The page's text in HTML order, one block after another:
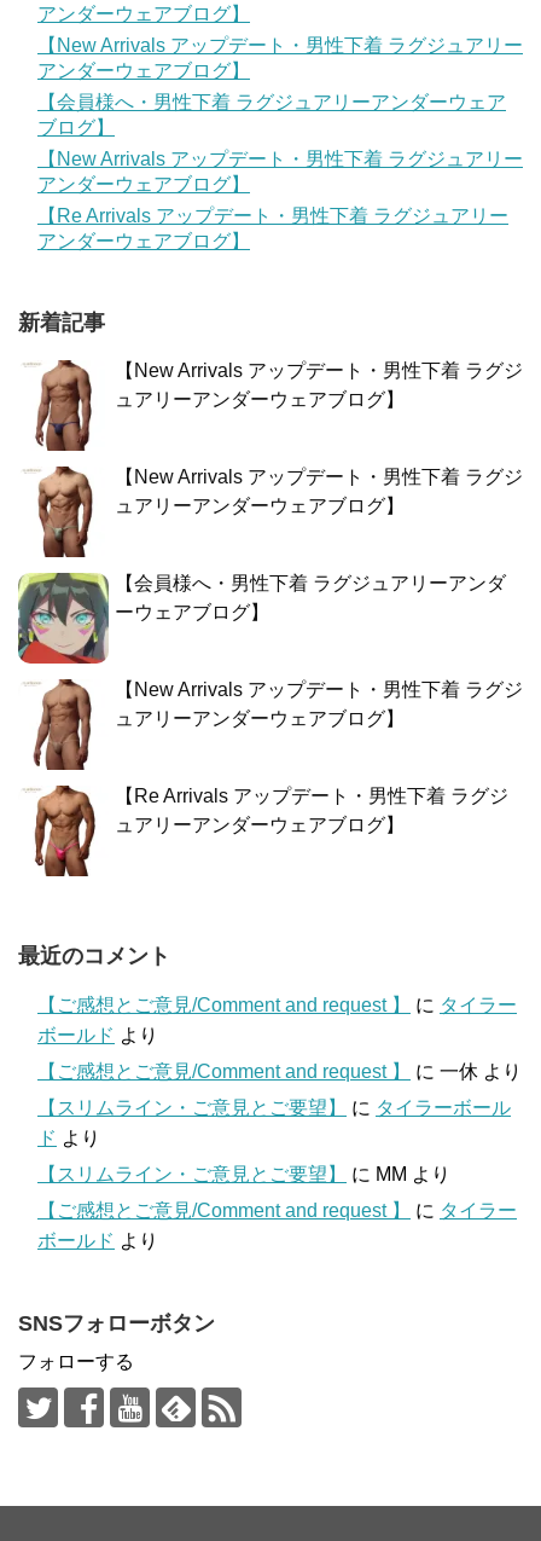
アンダーウェアブログ】
【New Arrivals アップデート・男性下着 ラグジュアリー
アンダーウェアブログ】
【会員様へ・男性下着 ラグジュアリーアンダーウェア
ブログ】
【New Arrivals アップデート・男性下着 ラグジュアリー
アンダーウェアブログ】
【Re Arrivals アップデート・男性下着 ラグジュアリー
アンダーウェアブログ】
新着記事
【New Arrivals アップデート・男性下着 ラグジ
ュアリーアンダーウェアブログ】
【New Arrivals アップデート・男性下着 ラグジ
ュアリーアンダーウェアブログ】
【会員様へ・男性下着 ラグジュアリーアンダ
ーウェアブログ】
【New Arrivals アップデート・男性下着 ラグジ
ュアリーアンダーウェアブログ】
【Re Arrivals アップデート・男性下着 ラグジ
ュアリーアンダーウェアブログ】
最近のコメント
【ご感想とご意見/Comment and request 】 に タイラー
ボールド より
【ご感想とご意見/Comment and request 】
に 一休 より
【スリムライン・ご意見とご要望】
に タイラーボール
ド より
【スリムライン・ご意見とご要望】
に MM より
【ご感想とご意見/Comment and request 】
に タイラー
ボールド より
SNSフォローボタン
フォローする